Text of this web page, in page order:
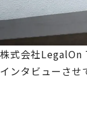
株式会社LegalOn
インタビューさせ